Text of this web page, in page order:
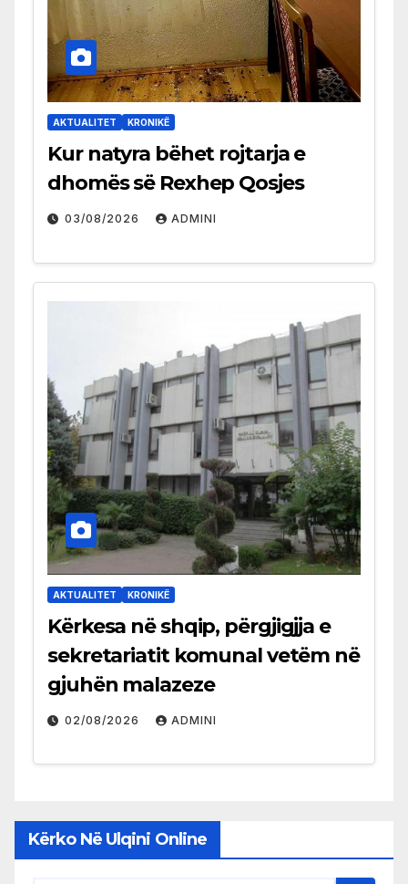
AKTUALITET KRONIKË
Kur natyra bëhet rojtarja e
dhomës së Rexhep Qosjes
03/08/2026 ADMINI
AKTUALITET KRONIKË
Kërkesa në shqip, përgjigjja e
sekretariatit komunal vetëm në
gjuhën malazeze
02/08/2026 ADMINI
Kërko Në Ulqini Online